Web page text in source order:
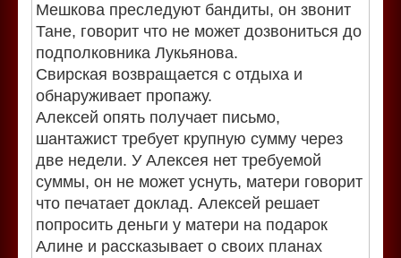
Мешкова преследуют бандиты, он звонит
Тане, говорит что не может дозвониться до
подполковника Лукьянова.
Свирская возвращается с отдыха и
обнаруживает пропажу.
Алексей опять получает письмо,
шантажист требует крупную сумму через
две недели. У Алексея нет требуемой
суммы, он не может уснуть, матери говорит
что печатает доклад. Алексей решает
попросить деньги у матери на подарок
Алине и рассказывает о своих планах